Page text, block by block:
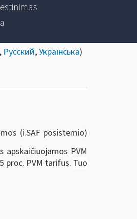
, Русский,Українська)
(i.SAF posistemio)
apskaičiuojamos PVM
proc. PVM tarifus. Tuo